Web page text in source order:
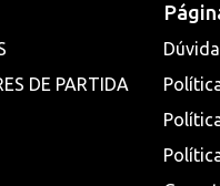
DE PARTIDA